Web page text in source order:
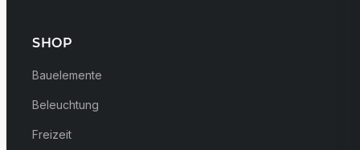
SHOP
Bauelemente
Beleuchtung
Freizeit